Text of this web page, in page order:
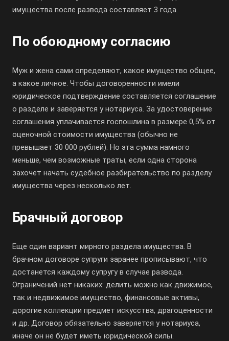
имущества после развода составляет 3 года.
По обоюдному согласию
Муж и жена сами определяют, какое имущество общее,
а какое личное. Чтобы договоренности имели
юридическое подтверждение составляется соглашение
о разделе и заверяется у нотариуса. За удостоверение
соглашения уплачивается госпошлина в размере 0,5% от
оценочной стоимости имущества (обычно не
превышает 30 000 рублей). Но эта сумма намного
меньше, чем возможные траты, если одна сторона
захочет начать судебное разбирательство по разделу
имущества через несколько лет.
Брачный договор
Еще один вариант мирного раздела имущества. В
брачном договоре супруги заранее прописывают, что
достанется каждому супругу в случае развода.
Ограничений нет никаких: делить можно как движимое,
так и недвижимое имущество, финансовые активы,
дорогие коллекции предмет искусства, драгоценности
и др. Договор обязательно заверяется у нотариуса,
иначе он не будет иметь юридической силы.